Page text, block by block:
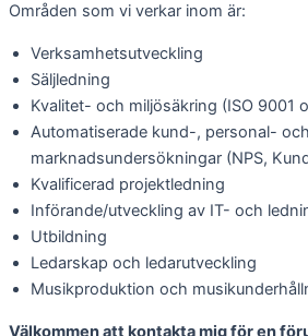
Områden som vi verkar inom är:
Verksamhetsutveckling
Säljledning
Kvalitet- och miljösäkring (ISO 9001
Automatiserade kund-, personal- och
marknadsundersökningar (NPS,
Kvalificerad projektledning
Införande/utveckling av IT- och
Utbildning
Ledarskap och ledarutveckling
Musikproduktion och
Välkommen att kontakta mig för en